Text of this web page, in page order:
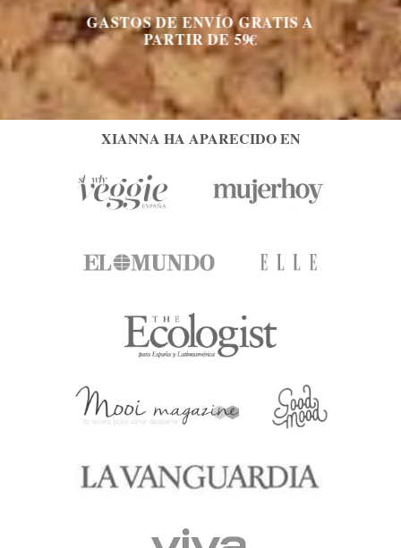
GASTOS DE ENVÍO GRATIS A
PARTIR DE 59€
XIANNA HA APARECIDO EN